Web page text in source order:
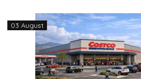
03 August